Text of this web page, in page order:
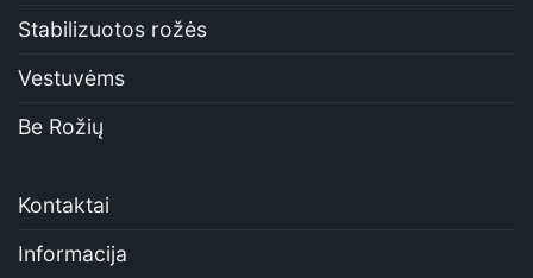
Stabilizuotos rožės
Vestuvėms
Be Rožių
Kontaktai
Informacija